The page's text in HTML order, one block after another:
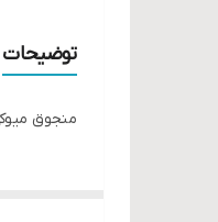
توضیحات
منجوق